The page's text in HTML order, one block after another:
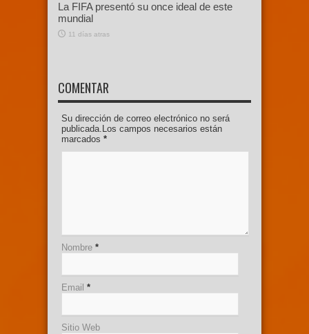
La FIFA presentó su once ideal de este
mundial
11 días atras
COMENTAR
Su dirección de correo electrónico no será
publicada.Los campos necesarios están
marcados *
Nombre *
Email *
Sitio Web